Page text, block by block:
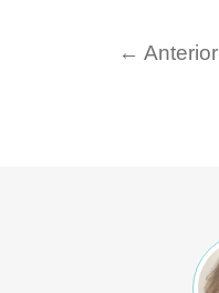
← Anterior